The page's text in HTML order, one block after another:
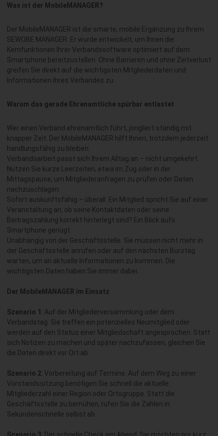
Was ist der MobileMANAGER?
Der MobileMANAGER ist die smarte, mobile Ergänzung zu Ihrem
SEWOBE MANAGER. Er wurde entwickelt, um Ihnen die
Kernfunktionen Ihrer Verbandssoftware optimiert auf dem
Smartphone bereitzustellen. Ohne Barrieren und ohne Zeitverlust
greifen Sie direkt auf die wichtigsten Mitgliederdaten und
Informationen Ihres Verbandes zu.
Warum das gerade Ehrenamtliche spürbar entlastet
Wer einen Verband ehrenamtlich führt, jongliert ständig mit
knapper Zeit. Der MobileMANAGER hilft Ihnen, trotzdem jederzeit
handlungsfähig zu bleiben:
Verbandsarbeit passt sich Ihrem Alltag an – nicht umgekehrt.
Nutzen Sie kurze Leerzeiten, etwa im Zug oder in der
Mittagspause, um Mitgliederanfragen zu prüfen oder Daten
nachzuschlagen.
Sofort auskunftsfähig – überall. Ein Mitglied spricht Sie auf einer
Veranstaltung an, ob seine Kontaktdaten oder seine
Beitragszahlung korrekt hinterlegt sind? Ein Blick aufs
Smartphone genügt.
Unabhängig von der Geschäftsstelle. Sie müssen nicht mehr in
der Geschäftsstelle anrufen oder auf den nächsten Bürotag
warten, um an aktuelle Informationen zu kommen. Die
wichtigsten Daten haben Sie immer dabei.
Der MobileMANAGER im Einsatz
Szenario 1 : Auf der Mitgliederversammlung oder dem
Verbandstag. Sie treffen ein potenzielles Neumitglied oder
werden auf den Status einer Mitgliedschaft angesprochen. Statt
sich Notizen zu machen und später nachzufassen, gleichen Sie
die Daten direkt vor Ort ab.
Szenario 2: Vorbereitung auf Termine. Auf dem Weg zu einer
Vorstandssitzung benötigen Sie schnell die aktuelle
Mitgliederzahl einer Region oder Ortsgruppe. Statt die
Geschäftsstelle zu bemühen, rufen Sie die Zahlen in
Sekundenschnelle selbst ab.
Szenario 3: Der schnelle Check am Abend. Sie möchten nur kurz